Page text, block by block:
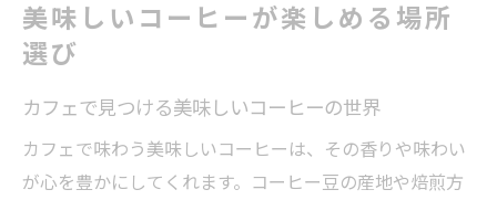
美味しいコーヒーが楽しめる場所
選び
カフェで見つける美味しいコーヒーの世界
カフェで味わう美味しいコーヒーは、その香りや味わい
が心を豊かにしてくれます。コーヒー豆の産地や焙煎方